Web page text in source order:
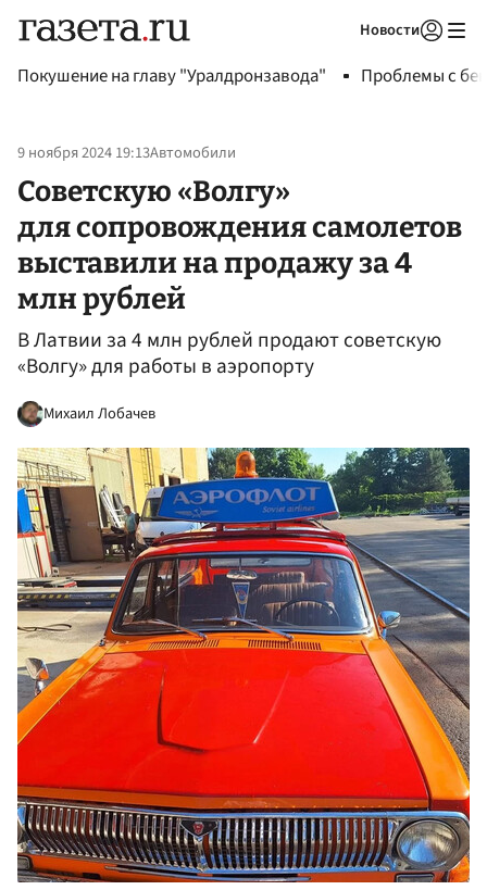
Новости
Покушение на главу "Уралдронзавода" Проблемы с
9 ноября 2024 19:13Автомобили
Советскую «Волгу»
для сопровождения самолетов
выставили на продажу за 4
млн рублей
В Латвии за 4 млн рублей продают советскую
«Волгу» для работы в аэропорту
Михаил Лобачев